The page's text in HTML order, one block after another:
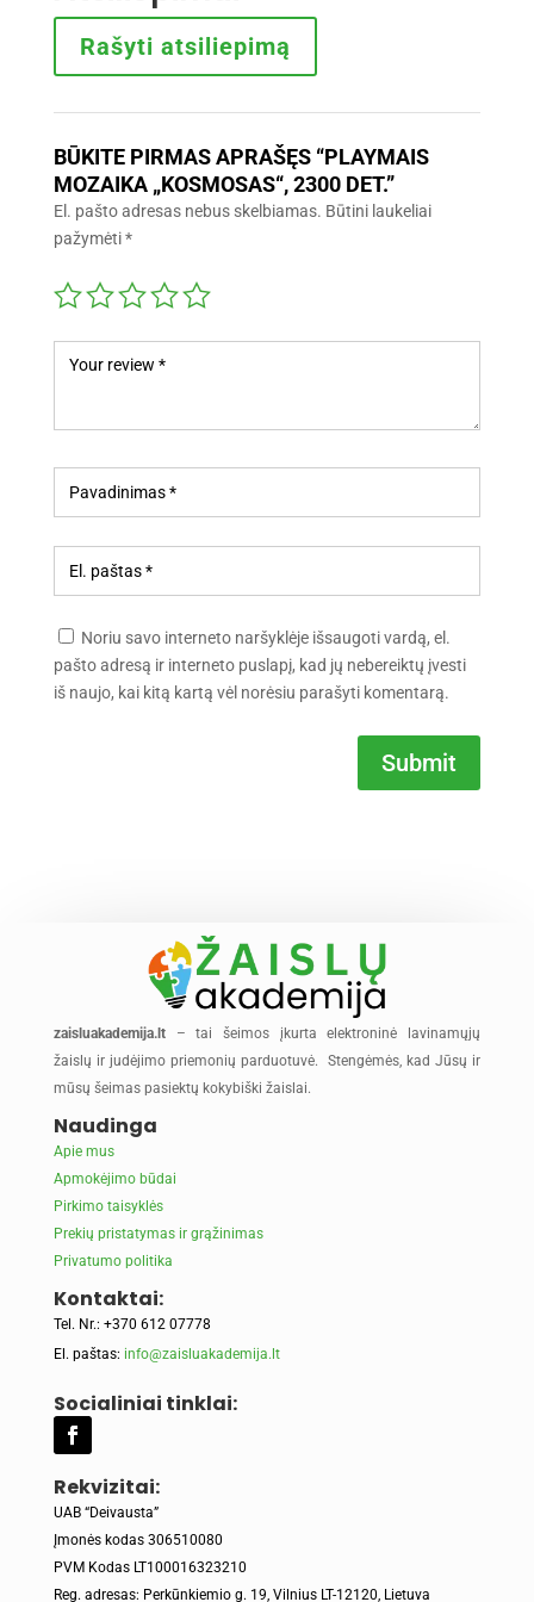
Rašyti atsiliepimą
BŪKITE PIRMAS APRAŠĘS “PLAYMAIS
MOZAIKA „KOSMOSAS“, 2300 DET.”
El. pašto adresas nebus skelbiamas. Būtini laukeliai
pažymėti*
Noriu savo interneto naršyklėje išsaugoti vardą, el.
pašto adresą ir interneto puslapį, kad jų nebereiktų įvesti
iš naujo, kai kitą kartą vėl norėsiu parašyti komentarą.
Submit
zaisluakademija.lt
– tai šeimos įkurta elektroninė lavinamųjų
žaislų ir judėjimo priemonių parduotuvė. Stengėmės, kad Jūsų ir
mūsų šeimas pasiektų kokybiški žaislai.
Naudinga
Apie mus
Apmokėjimo būdai
Pirkimo taisyklės
Prekių pristatymas ir grąžinimas
Privatumo politika
Kontaktai:
Tel. Nr.: +370 612 07778
El. paštas: info@zaisluakademija.lt
Socialiniai tinklai:
Rekvizitai:
UAB “Deivausta”
Įmonės kodas 306510080
PVM Kodas LT100016323210
Reg. adresas: Perkūnkiemio g. 19, Vilnius LT-12120, Lietuva